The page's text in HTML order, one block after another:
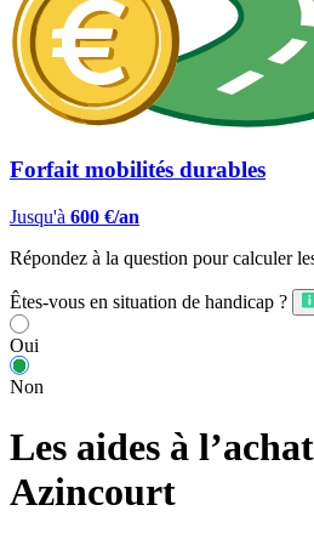
Forfait mobilités durables
Jusqu'à 600 €/an
Répondez à la question pour calculer
Êtes-vous en situation de handicap ?
Oui
Non
Les aides à
Azincourt